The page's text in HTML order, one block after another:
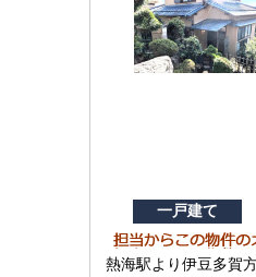
一戸建て
熱海駅より伊豆多賀